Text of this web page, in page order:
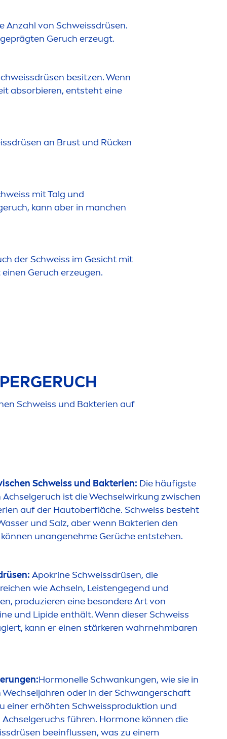
Anzahl von Schweissdrüsen.
Geruch erzeugt.
besitzen. Wenn
absorbieren, entsteht eine
an Brust und Rücken
mit Talg und
kann aber in manchen
der Schweiss im Gesicht mit
Geruch erzeugen.
Schweiss und Bakterien auf
Schweiss und Bakterien: Die häufigste
ist die Wechselwirkung zwischen
auf der Hautoberfläche. Schweiss besteht
und Salz, aber wenn Bakterien den
unangenehme Gerüche entstehen.
Apokrine Schweissdrüsen, die
wie Achseln, Leistengegend und
, produzieren eine besondere Art von
und Lipide enthält. Wenn dieser Schweiss
kann er einen stärkeren wahrnehmbaren
Hormonelle Schwankungen, wie sie in
oder in der Schwangerschaft
einer erhöhten Schweissproduktion und
führen. Hormone können die
beeinflussen, was zu einem